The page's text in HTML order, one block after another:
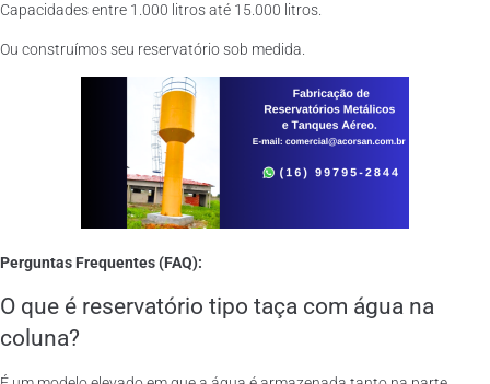
Capacidades entre 1.000 litros até 15.000 litros.
Ou construímos seu reservatório sob medida.
Perguntas Frequentes (FAQ):
O que é reservatório tipo taça com água na
coluna?